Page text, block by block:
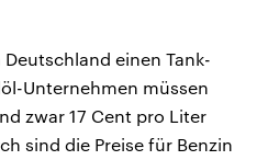
einen Tank-
Unternehmen müssen
zwar 17 Cent pro Liter
sind die Preise für Benzin